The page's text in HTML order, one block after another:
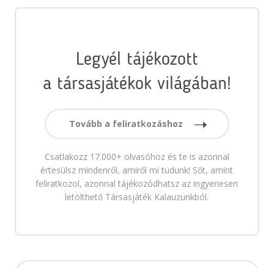
Legyél tájékozott
a társasjátékok világában!
Tovább a feliratkozáshoz
Csatlakozz 17.000+ olvasóhoz és te is azonnal
értesülsz mindenről, amiről mi tudunk! Sőt, amint
feliratkozol, azonnal tájékozódhatsz az ingyenesen
letölthető Társasjáték Kalauzunkból.